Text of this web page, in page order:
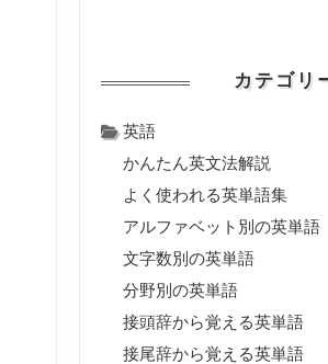
カテゴリ
英語
かんたん英文法解説
よく使われる英単語集
アルファベット別の英単語
文字数別の英単語
分野別の英単語
接頭辞から覚える英単語
接尾辞から覚える英単語